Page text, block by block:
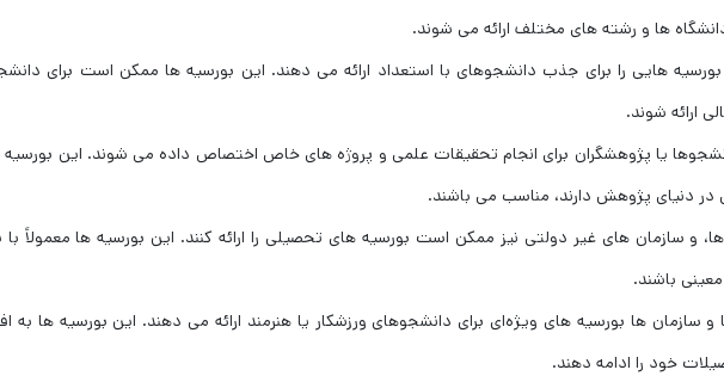
ها و رشته ‌های مختلف ارائه می ‌شوند.
هایی را برای جذب دانشجوهای با استعداد ارائه می ‌دهند. این بورسیه ‌ها ممکن است برای
ارائه شوند.
یا پژوهشگران برای انجام تحقیقات علمی و پروژه ‌های خاص اختصاص داده می ‌شوند. این بورسیه‌
در دنیای پژوهش دارند، مناسب می باشند.
و سازمان‌ های غیر دولتی نیز ممکن است بورسیه ‌های تحصیلی را ارائه کنند. این بورسیه‌ ها معمولاً
باشند.
و سازمان ‌ها بورسیه ‌های ویژه‌ای برای دانشجوهای ورزشکار یا هنرمند ارائه می ‌دهند. این بورسیه ‌ها به
خود را ادامه دهند.